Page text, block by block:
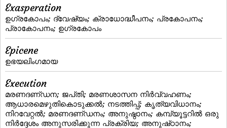
Exasperation
ഉഗ്രകോപം; ദ്വേഷ്യം; ക്രാധോദ്ധീപനം; പ്രകോപനം;
പ്രാകോപനം; ഉഗ്രകോപം
Epicene
ഉഭയലിംഗമായ
Execution
മരണദണ്‌ഡന; ജപ്‌തി; മരണശാസന നിര്‍വ്വഹണം;
ആധാരമെഴുതികൊടുക്കല്‍; നടത്തിപ്പ്‌; കൃത്യവിധാനം;
നിറവേറ്റല്‍; മരണദണ്‌ഡനം; അനുഷ്ഠാനം; കമ്പ്യൂട്ടറില്‍ ഒരു
നിര്‍ദ്ദേശം അനുസരിക്കുന്ന പ്രക്രിയ; അനുഷ്‌ഠാനം;